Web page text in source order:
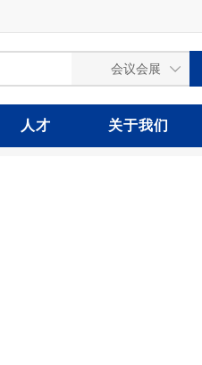
人才 关于我们